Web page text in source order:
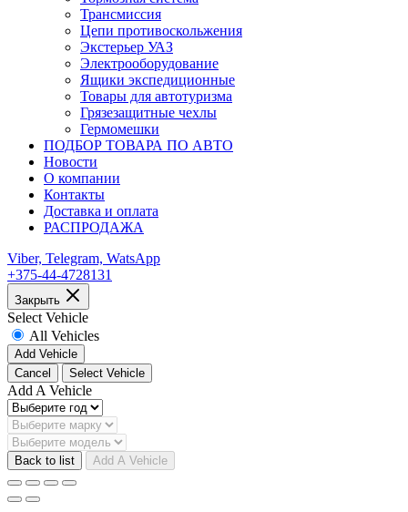
Трансмиссия
Цепи противоскольжения
Экстерьер УАЗ
Электрооборудование
Ящики экспедиционные
Товары для автотуризма
Грязезащитные чехлы
Гермомешки
ПОДБОР ТОВАРА ПО АВТО
Новости
О компании
Контакты
Доставка и оплата
РАСПРОДАЖА
Viber, Telegram, WatsApp
+375-44-4728131
Закрыть
Select Vehicle
All Vehicles
Add Vehicle
Cancel
Select Vehicle
Add A Vehicle
Back to list Add A Vehicle